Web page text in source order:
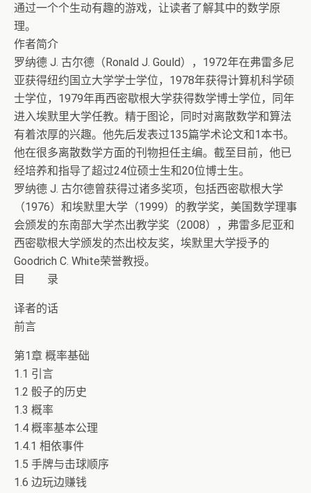
通过一个个生动有趣的游戏，让读者了解其中的数学原
理。
作者简介
罗纳德 J. 古尔德（Ronald J. Gould），1972年在弗雷多尼
亚获得纽约国立大学学士学位，1978年获得计算机科学硕
士学位，1979年再西密歇根大学获得数学博士学位，同年
进入埃默里大学任教。精于图论，同时对离散数学和算法
有着浓厚的兴趣。他先后发表过135篇学术论文和1本书。
他在很多离散数学方面的刊物担任主编。截至目前，他已
经培养和指导了超过24位硕士生和20位博士生。
罗纳德 J. 古尔德曾获得过诸多奖项，包括西密歇根大学
（1976）和埃默里大学（1999）的教学奖，美国数学理事
会颁发的东南部大学杰出教学奖（2008），弗雷多尼亚和
西密歇根大学颁发的杰出校友奖，埃默里大学授予的
Goodrich C. White荣誉教授。
目 录
译者的话
前言
第1章 概率基础
1.1 引言
1.2 骰子的历史
1.3 概率
1.4 概率基本公理
1.4.1 相依事件
1.5 手牌与击球顺序
1.6 边玩边赚钱